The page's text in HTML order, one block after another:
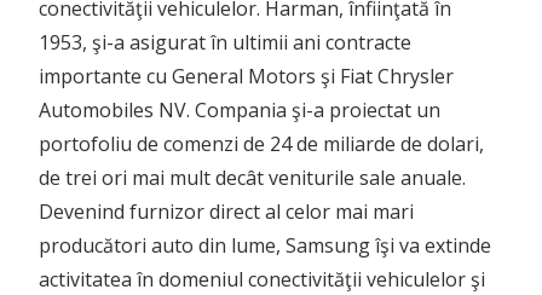
conectivităţii vehiculelor. Harman, înfiinţată în
1953, şi-a asigurat în ultimii ani contracte
importante cu General Motors şi Fiat Chrysler
Automobiles NV. Compania şi-a proiectat un
portofoliu de comenzi de 24 de miliarde de dolari,
de trei ori mai mult decât veniturile sale anuale.
Devenind furnizor direct al celor mai mari
producători auto din lume, Samsung îşi va extinde
activitatea în domeniul conectivităţii vehiculelor şi